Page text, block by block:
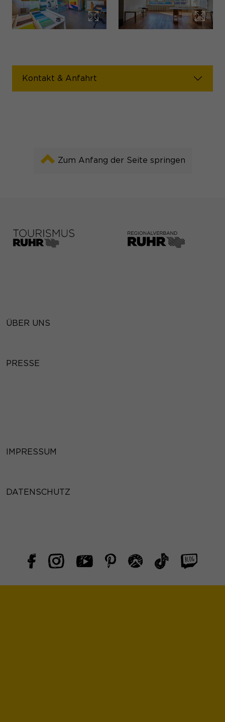
Kontakt & Anfahrt
Zum Anfang der Seite springen
ÜBER UNS
PRESSE
IMPRESSUM
DATENSCHUTZ